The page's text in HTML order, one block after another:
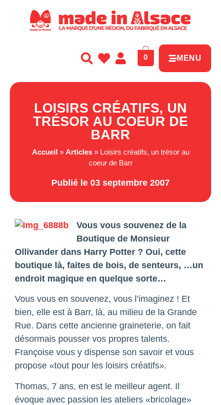
0 MENU
LOISIRS CRÉATIFS, UN
TRÉSOR AU COEUR DE
BARR
Accueil » Articles» Loisirs créatifs, un trésor au
coeur de Barr
Publié le 03 septembre 2007
Vous vous souvenez de la
Boutique de Monsieur
Ollivander dans Harry Potter ? Oui, cette
boutique là, faites de bois, de senteurs, …un
endroit magique en quelque sorte…
Vous vous en souvenez, vous l’imaginez ! Et
bien, elle est à Barr, là, au milieu de la Grande
Rue. Dans cette ancienne graineterie, on fait
désormais pousser vos propres talents.
Françoise vous y dispense son savoir et vous
propose «tout pour les loisirs créatifs».
Thomas, 7 ans, en est le meilleur agent. Il
évoque avec passion les ateliers «bricolage»